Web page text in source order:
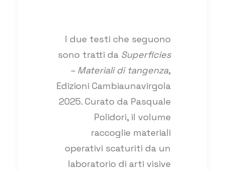
I due testi che seguono
sono tratti da Superficies
– Materiali di tangenza,
Edizioni Cambiaunavirgola
2025. Curato da Pasquale
Polidori, il volume
raccoglie materiali
operativi scaturiti da un
laboratorio di arti visive